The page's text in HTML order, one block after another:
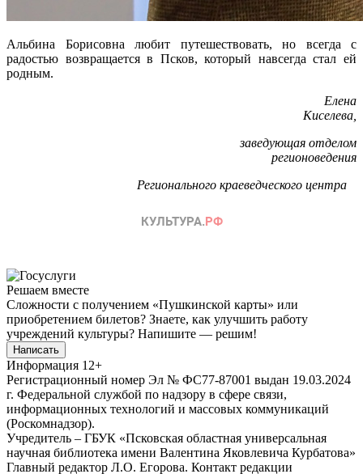
Альбина Борисовна любит путешествовать, но всегда с
радостью возвращается в Псков, который навсегда стал ей
родным.
Елена
Киселева,
заведующая отделом
регионоведения
Регионального краеведческого центра
Решаем вместе
Сложности с получением «Пушкинской карты» или
приобретением билетов? Знаете, как улучшить работу
учреждений культуры? Напишите — решим!
Написать
Информация 12+
Регистрационный номер Эл № ФС77-87001 выдан 19.03.2024
г. Федеральной службой по надзору в сфере связи,
информационных технологий и массовых коммуникаций
(Роскомнадзор).
Учредитель – ГБУК «Псковская областная универсальная
научная библиотека имени Валентина Яковлевича Курбатова»
Главный редактор Л.О. Егорова. Контакт редакции